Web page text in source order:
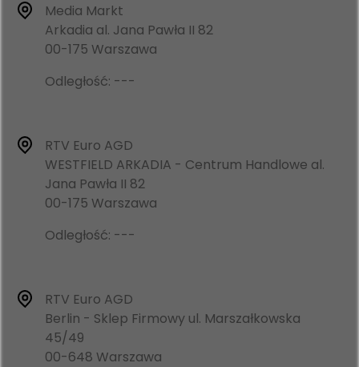
Media Markt
Arkadia al. Jana Pawła II 82
00-175 Warszawa
Odległość: ---
RTV Euro AGD
WESTFIELD ARKADIA - Centrum Handlowe al.
Jana Pawła II 82
00-175 Warszawa
Odległość: ---
RTV Euro AGD
Berlin - Sklep Firmowy ul. Marszałkowska
45/49
00-648 Warszawa